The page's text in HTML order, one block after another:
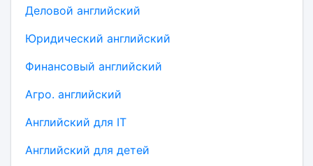
Деловой английский
Юридический английский
Финансовый английский
Агро. английский
Английский для IT
Английский для детей